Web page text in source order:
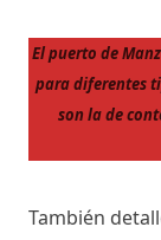
El puerto de
para diferentes
son la de
También